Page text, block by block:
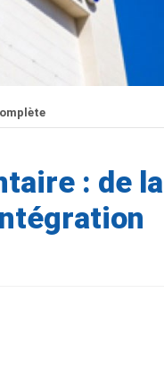
: de la